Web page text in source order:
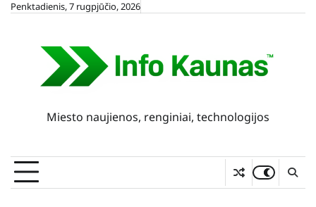
SkipPenktadienis, 7 rugpjūčio, 2026
Miesto naujienos, renginiai, technologijos